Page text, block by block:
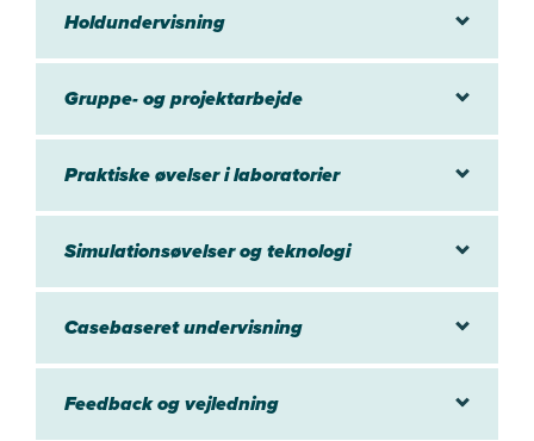
Holdundervisning
Gruppe- og projektarbejde
Praktiske øvelser i laboratorier
Simulationsøvelser og teknologi
Casebaseret undervisning
Feedback og vejledning